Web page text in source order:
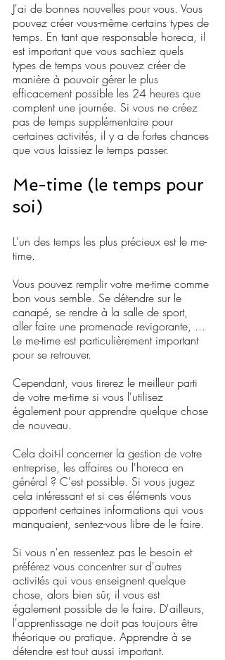
J'ai de bonnes nouvelles pour vous. Vous
pouvez créer vous-même certains types de
temps. En tant que responsable horeca, il
est important que vous sachiez quels
types de temps vous pouvez créer de
manière à pouvoir gérer le plus
efficacement possible les 24 heures que
comptent une journée. Si vous ne créez
pas de temps supplémentaire pour
certaines activités, il y a de fortes chances
que vous laissiez le temps passer.
Me-time (le temps pour
soi)
L'un des temps les plus précieux est le me-
time.
Vous pouvez remplir votre me-time comme
bon vous semble. Se détendre sur le
canapé, se rendre à la salle de sport,
aller faire une promenade revigorante, ...
Le me-time est particulièrement important
pour se retrouver.
Cependant, vous tirerez le meilleur parti
de votre me-time si vous l'utilisez
également pour apprendre quelque chose
de nouveau.
Cela doit-il concerner la gestion de votre
entreprise, les affaires ou l'horeca en
général ? C'est possible. Si vous jugez
cela intéressant et si ces éléments vous
apportent certaines informations qui vous
manquaient, sentez-vous libre de le faire.
Si vous n'en ressentez pas le besoin et
préférez vous concentrer sur d'autres
activités qui vous enseignent quelque
chose, alors bien sûr, il vous est
également possible de le faire. D'ailleurs,
l'apprentissage ne doit pas toujours être
théorique ou pratique. Apprendre à se
détendre est tout aussi important.